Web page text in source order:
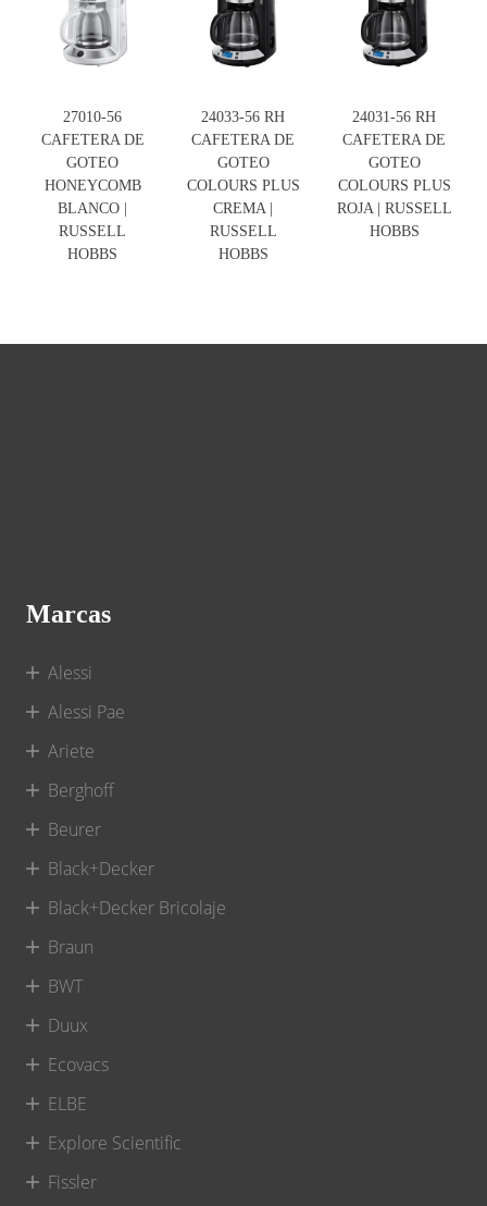
27010-56
CAFETERA DE
GOTEO
HONEYCOMB
BLANCO |
RUSSELL
HOBBS
24033-56 RH
CAFETERA DE
GOTEO
COLOURS PLUS
CREMA |
RUSSELL
HOBBS
24031-56 RH
CAFETERA DE
GOTEO
COLOURS PLUS
ROJA | RUSSELL
HOBBS
Marcas
Alessi
Alessi Pae
Ariete
Berghoff
Beurer
Black+Decker
Black+Decker Bricolaje
Braun
BWT
Duux
Ecovacs
ELBE
Explore Scientific
Fissler